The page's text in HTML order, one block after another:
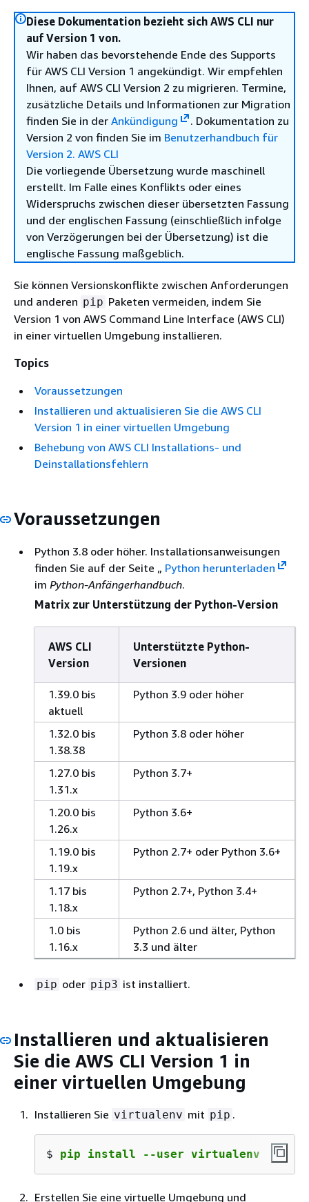
Diese Dokumentation bezieht sich AWS CLI nur
auf Version 1 von.
Wir haben das bevorstehende Ende des Supports
für AWS CLI Version 1 angekündigt. Wir empfehlen
Ihnen, auf AWS CLI Version 2 zu migrieren. Termine,
zusätzliche Details und Informationen zur Migration
finden Sie in der Ankündigung
. Dokumentation zu
Version 2 von finden Sie im Benutzerhandbuch für
Version 2. AWS CLI
Die vorliegende Übersetzung wurde maschinell
erstellt. Im Falle eines Konflikts oder eines
Widerspruchs zwischen dieser übersetzten Fassung
und der englischen Fassung (einschließlich infolge
von Verzögerungen bei der Übersetzung) ist die
englische Fassung maßgeblich.
Sie können Versionskonflikte zwischen Anforderungen
und anderen pip Paketen vermeiden, indem Sie
Version 1 von AWS Command Line Interface (AWS CLI)
in einer virtuellen Umgebung installieren.
Topics
Voraussetzungen
Installieren und aktualisieren Sie die AWS CLI
Version 1 in einer virtuellen Umgebung
Behebung von AWS CLI Installations- und
Deinstallationsfehlern
Voraussetzungen
Python 3.8 oder höher. Installationsanweisungen
finden Sie auf der Seite „ Python herunterladen
im Python-Anfängerhandbuch.
Matrix zur Unterstützung der Python-Version
AWS CLI
Version
Unterstützte Python-
Versionen
1.39.0 bis
aktuell
Python 3.9 oder höher
1.32.0 bis
1.38.38
Python 3.8 oder höher
1.27.0 bis
1.31.x
Python 3.7+
1.20.0 bis
1.26.x
Python 3.6+
1.19.0 bis
1.19.x
Python 2.7+ oder Python 3.6+
1.17 bis
1.18.x
Python 2.7+, Python 3.4+
1.0 bis
1.16.x
Python 2.6 und älter, Python
3.3 und älter
pip oder pip3 ist installiert.
Installieren und aktualisieren
Sie die AWS CLI Version 1 in
einer virtuellen Umgebung
Installieren Sie virtualenv mit pip .
$ pip install --user virtualenv
Erstellen Sie eine virtuelle Umgebung und